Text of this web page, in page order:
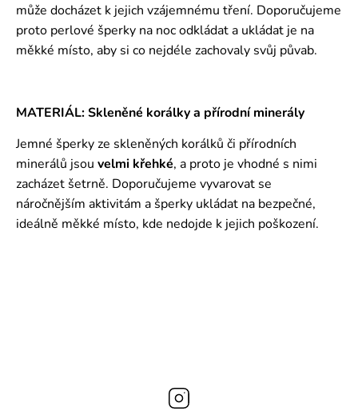
může docházet k jejich vzájemnému tření. Doporučujeme
proto perlové šperky na noc odkládat a ukládat je na
měkké místo, aby si co nejdéle zachovaly svůj půvab.
MATERIÁL: Skleněné korálky a přírodní minerály
Jemné šperky ze skleněných korálků či přírodních
minerálů jsou velmi křehké, a proto je vhodné s nimi
zacházet šetrně. Doporučujeme vyvarovat se
náročnějším aktivitám a šperky ukládat na bezpečné,
ideálně měkké místo, kde nedojde k jejich poškození.